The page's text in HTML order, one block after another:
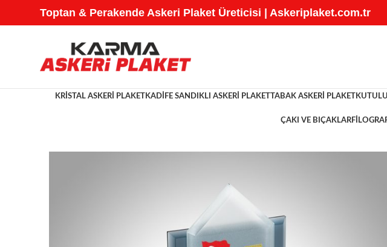
Toptan & Perakende Askeri Plaket Üreticisi | Askeriplaket.com.tr
KRISTAL ASKERI PLAKETKADIFE SANDIKLI ASKERI PLAKETTABAK ASKERI PLAKET
ÇAKI VE BIÇAKLAR